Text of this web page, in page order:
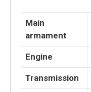
Main
armament
Engine
Transmission